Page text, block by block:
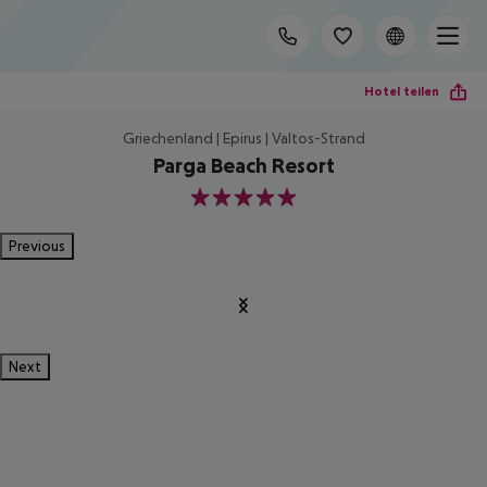
Hotel teilen
Griechenland | Epirus | Valtos-Strand
Parga Beach Resort
5
Previous
Next